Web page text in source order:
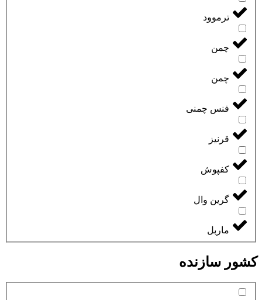
ترموود
چمن
چمن
فنس چمنی
قرنیز
کفپوش
گرین وال
ماربل
کشور سازنده